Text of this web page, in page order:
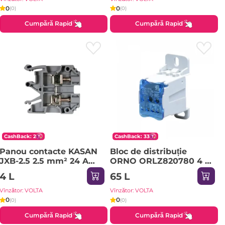
0(0)
Cumpără Rapid
0(0)
Cumpără Rapid
CashBack: 2
Panou contacte KASAN
JXB-2.5 2.5 mm² 24 A
800 V
4 L
Vînzător: VOLTA
0(0)
Cumpără Rapid
CashBack: 33
Bloc de distribuție
ORNO ORLZ820780 4 x
6 - 2 x 16 mm² 80 A
65 L
Vînzător: VOLTA
0(0)
Cumpără Rapid